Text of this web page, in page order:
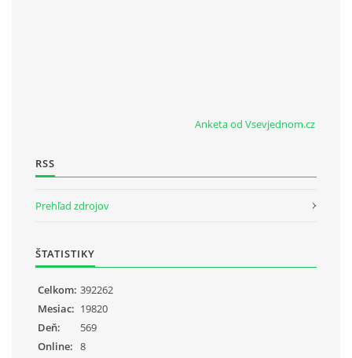
Anketa od Vsevjednom.cz
RSS
Prehľad zdrojov
ŠTATISTIKY
Online: 8
Celkom: 392262
Mesiac: 19820
Deň:
569